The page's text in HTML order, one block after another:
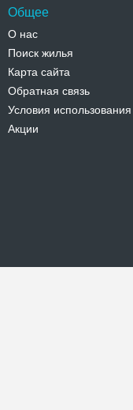
Общее
О нас
Поиск жилья
Карта сайта
Обратная связь
Условия использования
Акции